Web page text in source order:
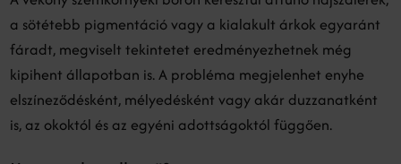
a sötétebb pigmentáció vagy a kialakult árkok egyaránt
fáradt, megviselt tekintetet eredményezhetnek még
kipihent állapotban is. A probléma megjelenhet enyhe
elszíneződésként, mélyedésként vagy akár duzzanatként
is, az okoktól és az egyéni adottságoktól függően.